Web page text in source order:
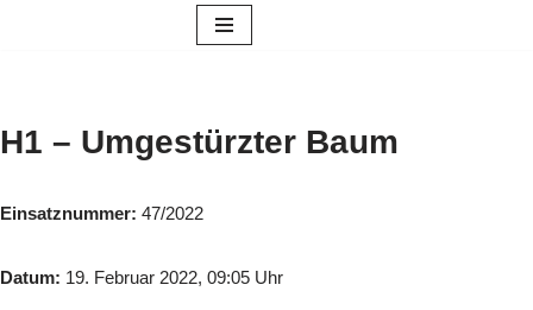
H1 – Umgestürzter Baum
Einsatznummer: 47/2022
Datum: 19. Februar 2022, 09:05 Uhr